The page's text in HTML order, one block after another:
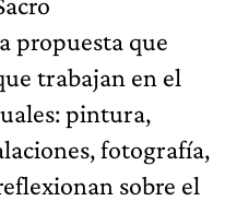
propuesta que
trabajan en el
pintura,
fotografía,
sobre el